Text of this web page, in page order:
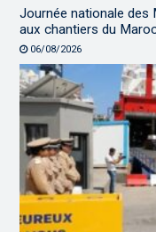
Journée nationale des
aux chantiers du
06/08/2026